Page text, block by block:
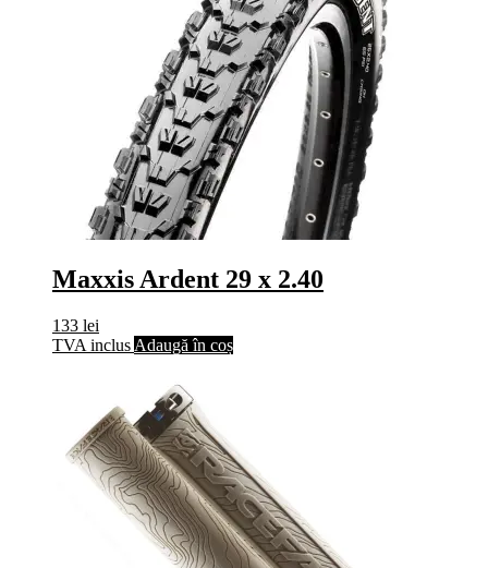
Maxxis Ardent 29 x 2.40
133 lei
TVA inclus Adaugă în coș